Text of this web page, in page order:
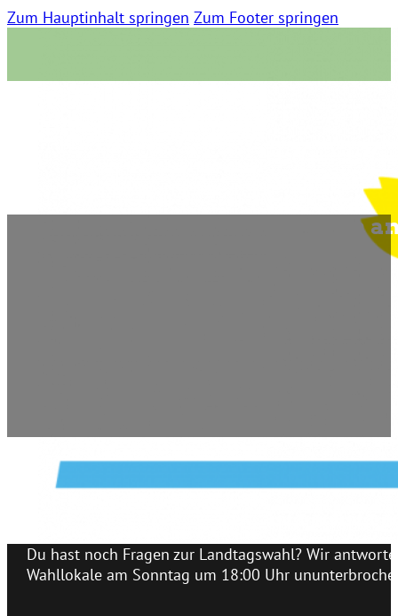
Zum Hauptinhalt springen Zum Footer springen
Noch Fragen zur Wahl? Grün
Du hast noch Fragen zur Landtagswahl? Wir
Wahllokale am Sonntag um 18:00 Uhr